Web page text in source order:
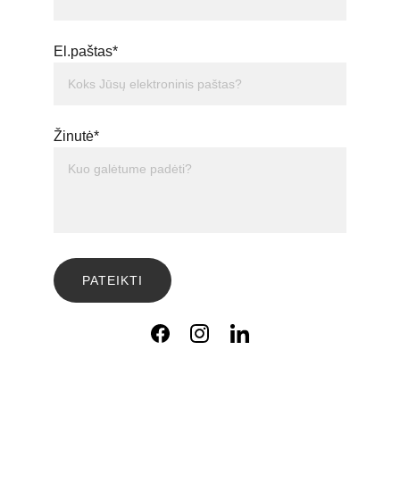
El.paštas*
Žinutė*
PATEIKTI